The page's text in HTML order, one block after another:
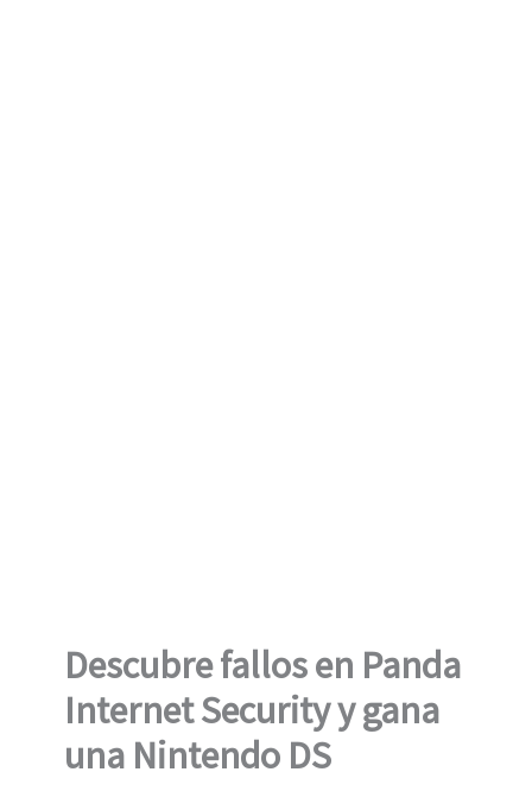
Descubre fallos en Panda
Internet Security y gana
una Nintendo DS